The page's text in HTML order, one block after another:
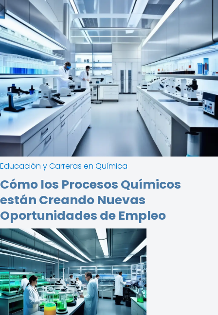
Educación y Carreras en Química
Cómo los Procesos Químicos
están Creando Nuevas
Oportunidades de Empleo